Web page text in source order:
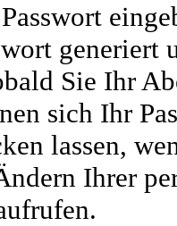
generiert
Sie Ihr
sich Ihr
lassen,
Ihrer